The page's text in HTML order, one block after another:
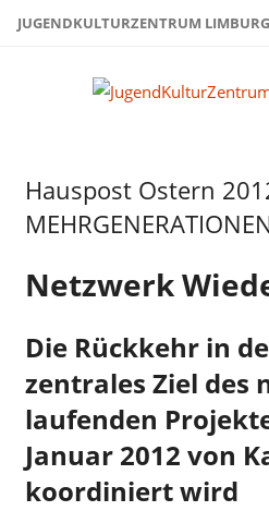
ZumJUGENDKULTURZENTRUM
Hauspost
Ostern-
2012
Hauspost Ostern
Netzwerk
Die Rückkehr in
zentrales Ziel des
laufenden
Januar 2012 von
koordiniert wird